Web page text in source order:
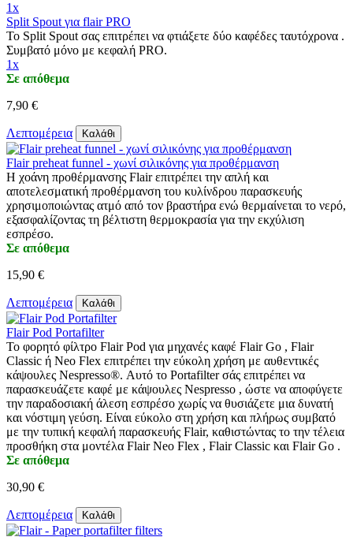
1x
Split Spout για flair PRO
Το Split Spout σας επιτρέπει να φτιάξετε δύο καφέδες ταυτόχρονα .
Συμβατό μόνο με κεφαλή PRO.
1x
Σε απόθεμα
7,90 €
Λεπτομέρεια Καλάθι
Flair preheat funnel - χωνί σιλικόνης για προθέρμανση
Η χοάνη προθέρμανσης Flair επιτρέπει την απλή και
αποτελεσματική προθέρμανση του κυλίνδρου παρασκευής
χρησιμοποιώντας ατμό από τον βραστήρα ενώ θερμαίνεται το νερό,
εξασφαλίζοντας τη βέλτιστη θερμοκρασία για την εκχύλιση
εσπρέσο.
Σε απόθεμα
15,90 €
Λεπτομέρεια Καλάθι
Flair Pod Portafilter
Το φορητό φίλτρο Flair Pod για μηχανές καφέ Flair Go , Flair
Classic ή Neo Flex επιτρέπει την εύκολη χρήση με αυθεντικές
κάψουλες Nespresso®. Αυτό το Portafilter σάς επιτρέπει να
παρασκευάζετε καφέ με κάψουλες Nespresso , ώστε να αποφύγετε
την παραδοσιακή άλεση εσπρέσο χωρίς να θυσιάζετε μια δυνατή
και νόστιμη γεύση. Είναι εύκολο στη χρήση και πλήρως συμβατό
με την τυπική κεφαλή παρασκευής Flair, καθιστώντας το την τέλεια
προσθήκη στα μοντέλα Flair Neo Flex , Flair Classic και Flair Go .
Σε απόθεμα
30,90 €
Λεπτομέρεια Καλάθι